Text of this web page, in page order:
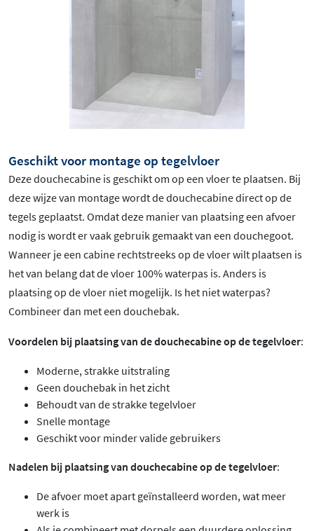
Geschikt voor montage op tegelvloer
Deze douchecabine is geschikt om op een vloer te plaatsen. Bij
deze wijze van montage wordt de douchecabine direct op de
tegels geplaatst. Omdat deze manier van plaatsing een afvoer
nodig is wordt er vaak gebruik gemaakt van een douchegoot.
Wanneer je een cabine rechtstreeks op de vloer wilt plaatsen is
het van belang dat de vloer 100% waterpas is. Anders is
plaatsing op de vloer niet mogelijk. Is het niet waterpas?
Combineer dan met een douchebak.
Voordelen bij plaatsing van de douchecabine op de tegelvloer:
Moderne, strakke uitstraling
Geen douchebak in het zicht
Behoudt van de strakke tegelvloer
Snelle montage
Geschikt voor minder valide gebruikers
Nadelen bij plaatsing van douchecabine op de tegelvloer:
De afvoer moet apart geïnstalleerd worden, wat meer
werk is